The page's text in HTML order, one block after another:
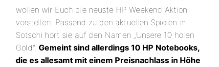
wollen wir Euch die neuste HP Weekend Aktion
vorstellen. Passend zu den aktuellen Spielen in
Sotschi hört sie auf den Namen „Unsere 10 holen
Gold“. Gemeint sind allerdings 10 HP Notebooks,
die es allesamt mit einem Preisnachlass in Höhe